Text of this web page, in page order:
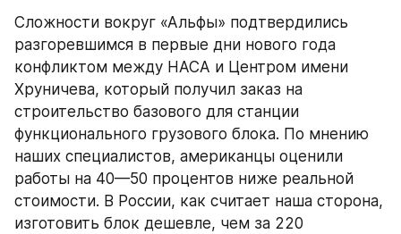
Сложности вокруг «Альфы» подтвердились
разгоревшимся в первые дни нового года
конфликтом между НАСА и Центром имени
Хруничева, который получил заказ на
строительство базового для станции
функционального грузового блока. По мнению
наших специалистов, американцы оценили
работы на 40—50 процентов ниже реальной
стоимости. В России, как считает наша сторона,
изготовить блок дешевле, чем за 220